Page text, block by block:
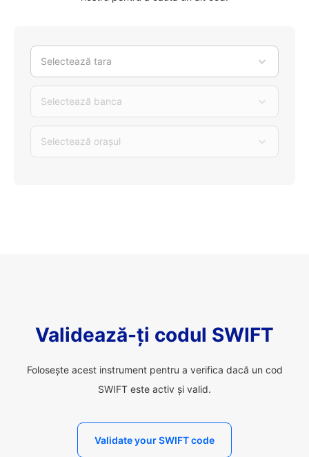
Selectează tara
Selectează banca
Selectează orașul
Validează-ți codul SWIFT
Folosește acest instrument pentru a verifica dacă un cod
SWIFT este activ și valid.
Validate your SWIFT code